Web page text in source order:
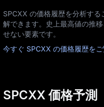
SPCXX の価格履歴を分析す
解できます。史上最高値の推
せない要素です。
今すぐ SPCXX の価格履歴をご
SPCXX 価格予測